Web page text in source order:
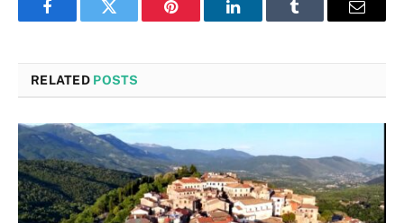
FacebookTwitter Pinterest LinkedInTumblr Email
RELATED POSTS